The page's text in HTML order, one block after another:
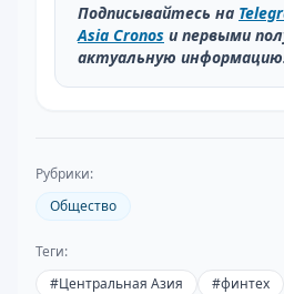
Подписывайтесь на
Asia Cronos и первыми
актуальную
Рубрики:
Общество
Теги:
#Центральная Азия #финтех